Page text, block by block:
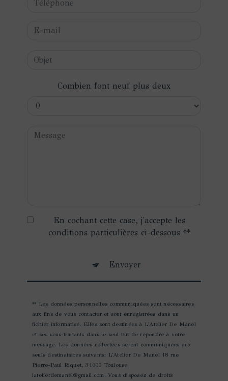
Combien font neuf plus deux
En cochant cette case, j'accepte les
conditions particulières ci-dessous **
Envoyer
** Les données personnelles communiquées sont nécessaires
aux fins de vous contacter et sont enregistrées dans un
fichier informatisé. Elles sont destinées à L'Atelier De Manel
et ses sous-traitants dans le seul but de répondre à votre
message. Les données collectées seront communiquées aux
seuls destinataires suivants: L'Atelier De Manel 18 rue
Pierre-Paul Riquet, 31000 Toulouse
latelierdemanel@gmail.com. Vous disposez de droits